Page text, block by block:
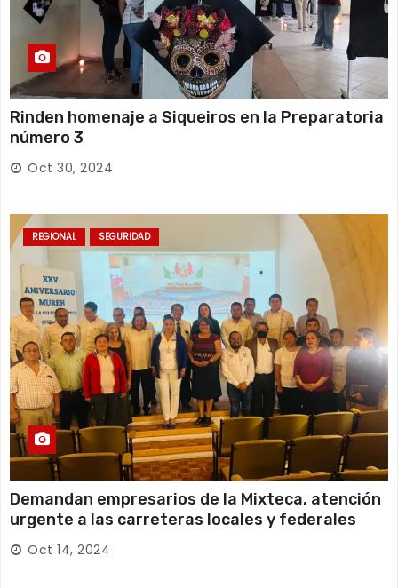
Rinden homenaje a Siqueiros en la Preparatoria
número 3
Oct 30, 2024
REGIONAL SEGURIDAD
Demandan empresarios de la Mixteca, atención
urgente a las carreteras locales y federales
Oct 14, 2024